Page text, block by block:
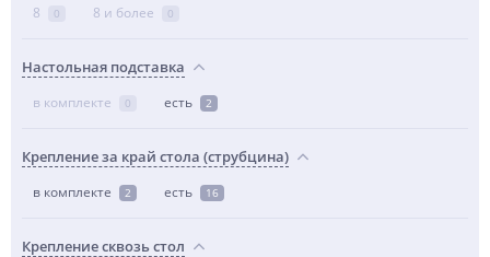
8 0 8 и более 0
Настольная подставка
в комплекте 0 есть 2
Крепление за край стола (струбцина)
в комплекте 2 есть 16
Крепление сквозь стол